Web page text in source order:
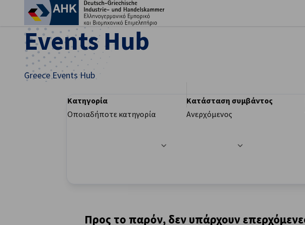
Events Hub
Greece Events Hub
Οι επιλογές φίλτρου ενημερώθηκαν επιτυχώς
Κατηγορία
Οποιαδήποτε κατηγορία
Κατάσταση συμβάντος
Ανερχόμενος
Προς το παρόν, δεν υπάρχουν